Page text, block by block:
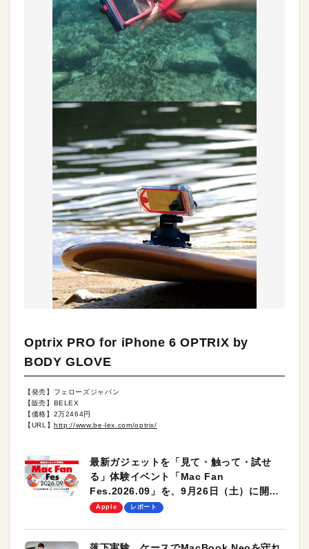
Optrix PRO for iPhone 6 OPTRIX by
BODY GLOVE
【発売】フェローズジャパン
【販売】BELEX
【価格】2万2464円
【URL】http://www.be-lex.com/optrix/
最新ガジェットを「見て・触って・試せ
る」体験イベント「Mac Fan
Fes.2026.09」を、9月26日（土）に開催
します！
Apple レポート